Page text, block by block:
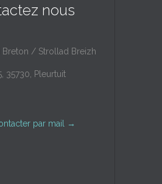
nous
Breton / Strollad Breizh
35730, Pleurtuit
par mail→